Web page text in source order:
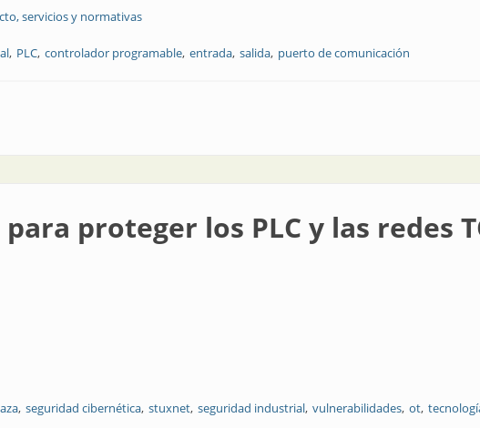
servicios y normativas
PLC controlador programable entrada salida puerto de comunicación
proteger los PLC y las redes
seguridad cibernética stuxnet seguridad industrial vulnerabilidades ot